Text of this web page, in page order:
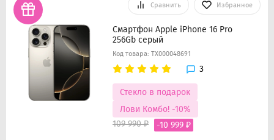
Сравнить Избранное
Смартфон Apple iPhone 16 Pro
256Gb серый
Код товара: ТХ000048691
3
Стекло в подарок
Лови Комбо! -10%
109 990 ₽ -10 999 ₽